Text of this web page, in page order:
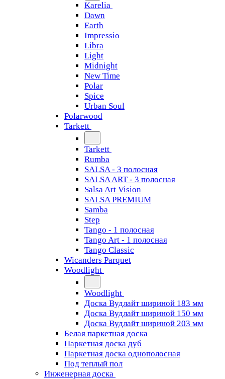
Karelia
Dawn
Earth
Impressio
Libra
Light
Midnight
New Time
Polar
Spice
Urban Soul
Polarwood
Tarkett
Tarkett
Rumba
SALSA - 3 полосная
SALSA ART - 3 полосная
Salsa Art Vision
SALSA PREMIUM
Samba
Step
Tango - 1 полосная
Tango Art - 1 полосная
Tango Classiс
Wicanders Parquet
Woodlight
Woodlight
Доска Вудлайт шириной 183 мм
Доска Вудлайт шириной 150 мм
Доска Вудлайт шириной 203 мм
Белая паркетная доска
Паркетная доска дуб
Паркетная доска однополосная
Под теплый пол
Инженерная доска